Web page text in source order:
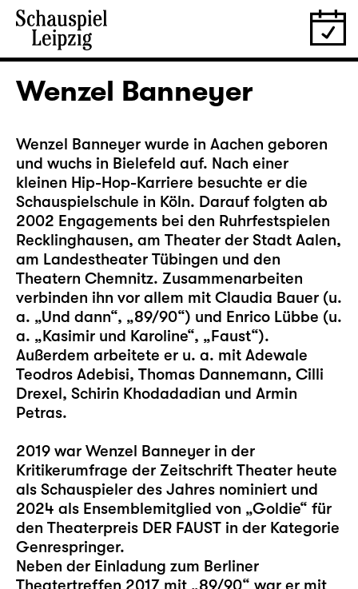
Wenzel Banneyer
Wenzel Banneyer wurde in Aachen geboren
und wuchs in Bielefeld auf. Nach einer
kleinen Hip-Hop-Karriere besuchte er die
Schauspielschule in Köln. Darauf folgten ab
2002 Engagements bei den Ruhrfestspielen
Recklinghausen, am Theater der Stadt Aalen,
am Landestheater Tübingen und den
Theatern Chemnitz. Zusammenarbeiten
verbinden ihn vor allem mit Claudia Bauer (u.
a. „Und dann“, „89/90“) und Enrico Lübbe (u.
a. „Kasimir und Karoline“, „Faust“).
Außerdem arbeitete er u. a. mit Adewale
Teodros Adebisi, Thomas Dannemann, Cilli
Drexel, Schirin Khodadadian und Armin
Petras.
2019 war Wenzel Banneyer in der
Kritikerumfrage der Zeitschrift Theater heute
als Schauspieler des Jahres nominiert und
2024 als Ensemblemitglied von „Goldie“ für
den Theaterpreis DER FAUST in der Kategorie
Genrespringer.
Neben der Einladung zum Berliner